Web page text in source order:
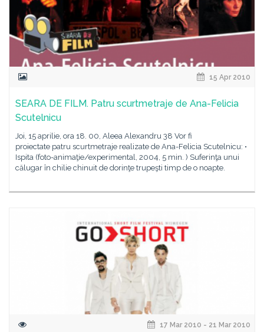
15 Apr 2010
SEARA DE FILM. Patru scurtmetraje de Ana-Felicia
Scutelnicu
Joi, 15 aprilie, ora 18. 00, Aleea Alexandru 38 Vor fi
proiectate patru scurtmetraje realizate de Ana-Felicia Scutelnicu: •
Ispita (foto-animaţie/experimental, 2004, 5 min. ) Suferinţa unui
călugar în chilie chinuit de dorinţe trupeşti timp de o noapte.
17 Mar 2010 - 21 Mar 2010